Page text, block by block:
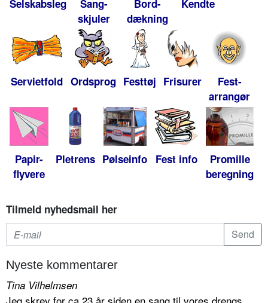
Selskabsleg
Sang-
skjuler
Bord-
dækning
Kendte
Servietfold Ordsprog Festtøj Frisurer
Fest-
arrangør
Papir-
flyvere
Pletrens Pølseinfo Fest info
Promille
beregning
Tilmeld nyhedsmail her
Nyeste kommentarer
Tina Vilhelmsen